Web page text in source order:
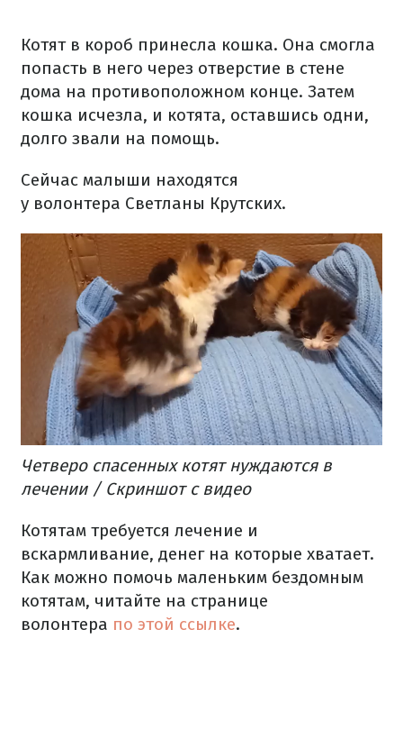
Котят в короб принесла кошка. Она смогла
попасть в него через отверстие в стене
дома на противоположном конце. Затем
кошка исчезла, и котята, оставшись одни,
долго звали на помощь.
Сейчас малыши находятся
у волонтера Светланы Крутских.
Четверо спасенных котят нуждаются в
лечении / Скриншот с видео
Котятам требуется лечение и
вскармливание, денег на которые хватает.
Как можно помочь маленьким бездомным
котятам, читайте на странице
волонтера по этой ссылке.